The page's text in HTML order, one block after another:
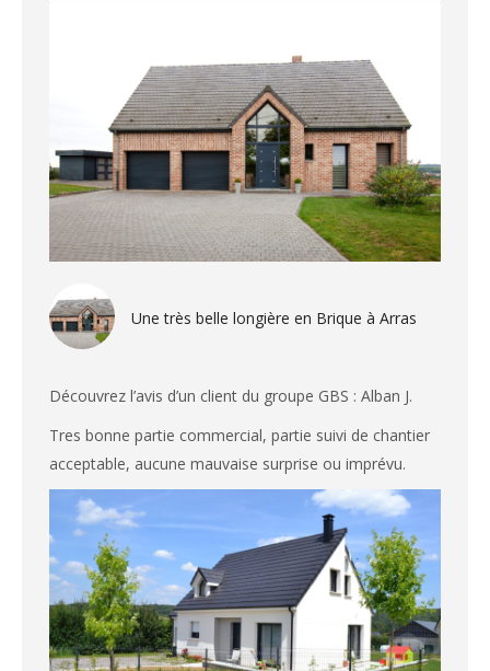
Une très belle longière en Brique à Arras
Découvrez l’avis d’un client du groupe GBS : Alban J.
Tres bonne partie commercial, partie suivi de chantier
acceptable, aucune mauvaise surprise ou imprévu.